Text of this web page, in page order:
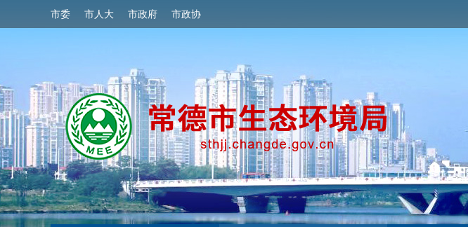
市委 市人大 市政府 市政协